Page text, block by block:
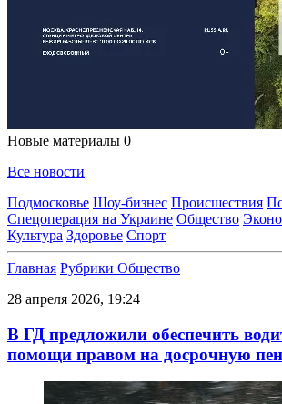
Новые материалы 0
Все новости
Подмосковье Шоу-бизнес Происшествия
Спецоперация на Украине Общество
Культура Здоровье Спорт
Главная Рубрики Общество
28 апреля 2026, 19:24
В ГД предложили обеспечить
помощи правом на досрочную